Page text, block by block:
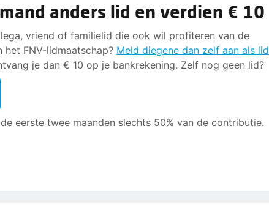
anders lid en verdien € 10
vriend of familielid die ook wil profiteren van de
het FNV-lidmaatschap? Meld diegene dan zelf aan als lid
je dan € 10 op je bankrekening. Zelf nog geen lid?
eerste twee maanden slechts 50% van de contributie.